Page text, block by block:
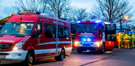
was unsere Kameraden ausmacht